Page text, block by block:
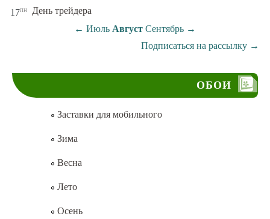
17пн
День трейдера
← Июль Август Сентябрь →
Подписаться на рассылку →
ОБОИ
Заставки для мобильного
Зима
Весна
Лето
Осень